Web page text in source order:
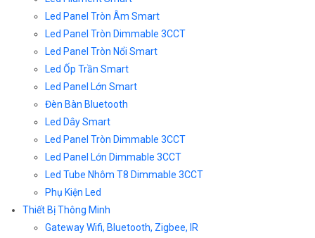
Led Panel Tròn Âm Smart
Led Panel Tròn Dimmable 3CCT
Led Panel Tròn Nổi Smart
Led Ốp Trần Smart
Led Panel Lớn Smart
Đèn Bàn Bluetooth
Led Dây Smart
Led Panel Tròn Dimmable 3CCT
Led Panel Lớn Dimmable 3CCT
Led Tube Nhôm T8 Dimmable 3CCT
Phụ Kiện Led
Thiết Bị Thông Minh
Gateway Wifi, Bluetooth, Zigbee, IR